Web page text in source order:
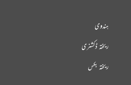
ہندوی
ریختہ ڈکشنری
ریختہ بکس